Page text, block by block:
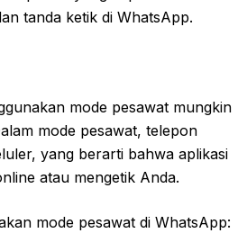
tanda ketik di WhatsApp.
mode pesawat mungkin
mode pesawat, telepon
yang berarti bahwa aplikasi
atau mengetik Anda.
mode pesawat di WhatsApp: